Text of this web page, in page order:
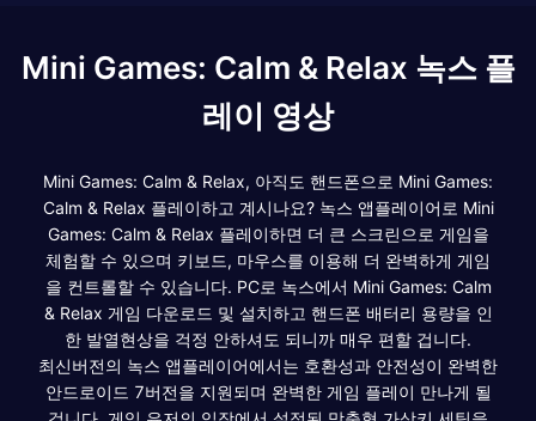
Mini Games: Calm & Relax 녹스 플
레이 영상
Mini Games: Calm & Relax, 아직도 핸드폰으로 Mini Games:
Calm & Relax 플레이하고 계시나요? 녹스 앱플레이어로 Mini
Games: Calm & Relax 플레이하면 더 큰 스크린으로 게임을
체험할 수 있으며 키보드, 마우스를 이용해 더 완벽하게 게임
을 컨트롤할 수 있습니다. PC로 녹스에서 Mini Games: Calm
& Relax 게임 다운로드 및 설치하고 핸드폰 배터리 용량을 인
한 발열현상을 걱정 안하셔도 되니까 매우 편할 겁니다.
최신버전의 녹스 앱플레이어에서는 호환성과 안전성이 완벽한
안드로이드 7버전을 지원되며 완벽한 게임 플레이 만나게 될